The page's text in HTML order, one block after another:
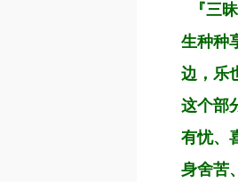
『三
生种种
边，乐
这个部
有忧、
身舍苦